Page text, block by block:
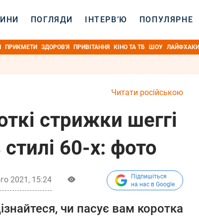
ПОГЛЯДИ ІНТЕРВ’Ю ПОПУЛЯРНЕ
ПРИКМЕТИ ЗДОРОВ'Я ПРИВІТАННЯ КІНО ТА ТБ ШОУ ЛАЙФХАКИ
Читати російською
стрижки шеггі
60-х: фото
2021, 15:24
Підпишіться
на нас в Google
чи пасує вам коротка